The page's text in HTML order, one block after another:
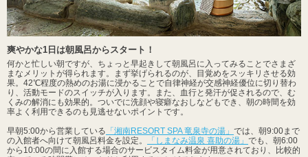
爽やかな1日は朝風呂からスタート！
何かと忙しい朝ですが、ちょっと早起きして朝風呂に入ってみることでさまざ
まなメリットが得られます。まず挙げられるのが、目覚めをスッキリさせる効
果。42℃程度の熱めのお湯に浸かることで自律神経が交感神経優位に切り替わ
り、活動モードのスイッチが入ります。また、血行と発汗が促されるので、む
くみの解消にも効果的。ついでに洗顔や寝癖なおしなどもでき、朝の時間を効
率よく利用できるのも見逃せないポイントです。
早朝5:00から営業している 「湘南RESORT SPA 竜泉寺の湯」 では、朝9:00まで
の入館者へ向けて朝風呂料金を設定。
「しまなみ温泉 喜助の湯」 でも、朝6:00
から10:00の間に入館する場合のサービスタイム料金が用意されており、比較的